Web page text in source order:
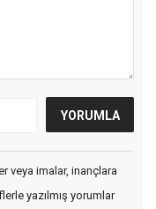
veya imalar, inançlara
yazılmış yorumlar